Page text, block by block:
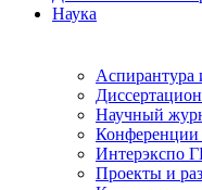
Наука
Аспирантура
Научный
Конференции
Интерэкспо
Проекты и